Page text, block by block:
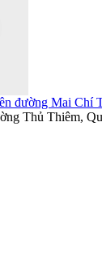
đường Mai Chí
Thủ Thiêm,